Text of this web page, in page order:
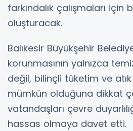
farkındalık çalışmaları için
oluşturacak.
Balıkesir Büyükşehir
korunmasının yalnızca
değil, bilinçli tüketim ve
mümkün olduğuna dikkat
vatandaşları çevre
hassas olmaya davet etti.